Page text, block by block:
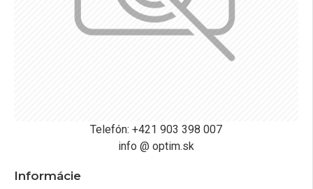
Telefón: +421 903 398 007
info @ optim.sk
Informácie